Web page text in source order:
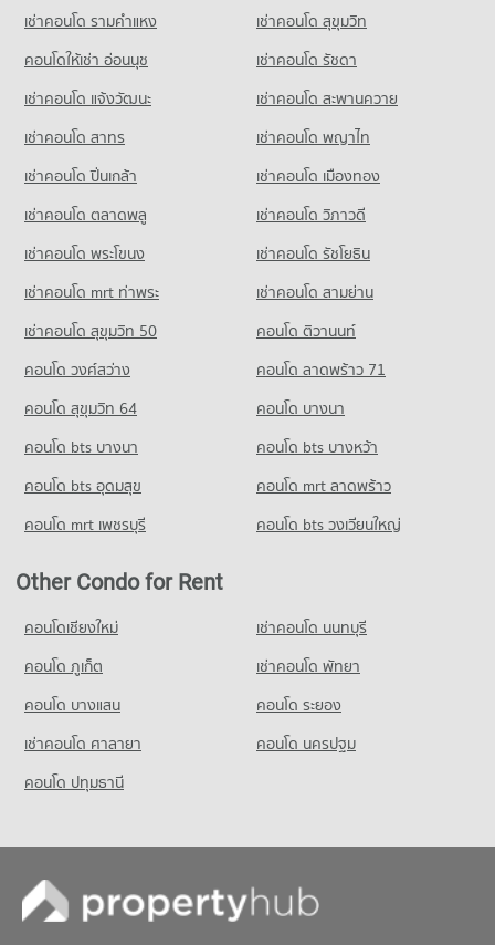
Condo for Sale near Phattana Thong Thin Road Phuket
8 properties for sale
PROJECT_COUNT
Condo for Rent near Chalong Landing Pier Phuket
1 properties for sale
เช่าคอนโด รามคําแหง
เช่าคอนโด สุขุมวิท
คอนโดให้เช่า อ่อนนุช
เช่าคอนโด รัชดา
เช่าคอนโด แจ้งวัฒนะ
เช่าคอนโด สะพานควาย
เช่าคอนโด สาทร
เช่าคอนโด พญาไท
เช่าคอนโด ปิ่นเกล้า
เช่าคอนโด เมืองทอง
เช่าคอนโด ตลาดพลู
เช่าคอนโด วิภาวดี
เช่าคอนโด พระโขนง
เช่าคอนโด รัชโยธิน
เช่าคอนโด mrt ท่าพระ
เช่าคอนโด สามย่าน
เช่าคอนโด สุขุมวิท 50
คอนโด ติวานนท์
คอนโด วงศ์สว่าง
คอนโด ลาดพร้าว 71
คอนโด สุขุมวิท 64
คอนโด บางนา
คอนโด bts บางนา
คอนโด bts บางหว้า
คอนโด bts อุดมสุข
คอนโด mrt ลาดพร้าว
คอนโด mrt เพชรบุรี
คอนโด bts วงเวียนใหญ่
Other Condo for Rent
คอนโดเชียงใหม่
เช่าคอนโด นนทบุรี
คอนโด ภูเก็ต
เช่าคอนโด พัทยา
คอนโด บางแสน
คอนโด ระยอง
เช่าคอนโด ศาลายา
คอนโด นครปฐม
คอนโด ปทุมธานี